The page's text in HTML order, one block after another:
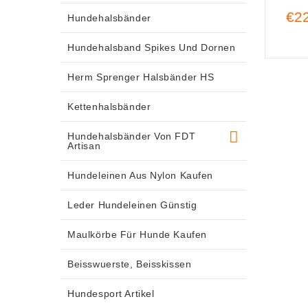
Hundehalsbänder
Hundehalsband Spikes Und Dornen
Herm Sprenger Halsbänder HS
Kettenhalsbänder
Hundehalsbänder Von FDT
Artisan
Hundeleinen Aus Nylon Kaufen
Leder Hundeleinen Günstig
Maulkörbe Für Hunde Kaufen
Beisswuerste, Beisskissen
Hundesport Artikel